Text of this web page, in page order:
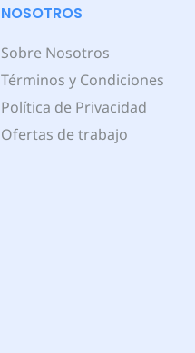
NOSOTROS
Sobre Nosotros
Términos y Condiciones
Política de Privacidad
Ofertas de trabajo